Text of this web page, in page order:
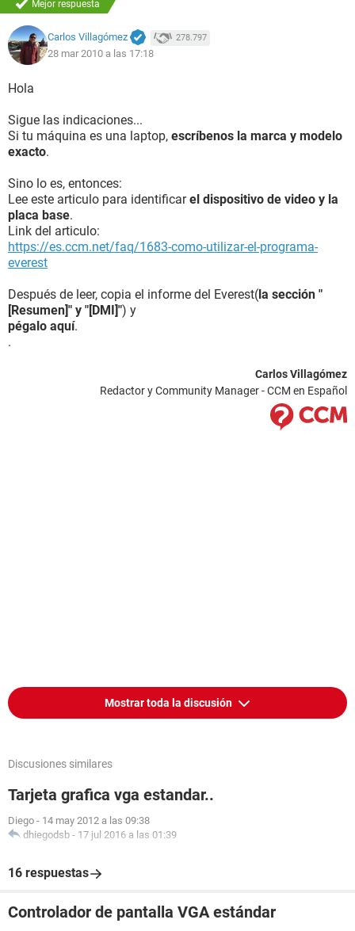
Puerto de comunicación Puerto de comunicaciones (COM1)
Monitor:
Tarjeta gráfica Tarjeta grfica VGA estndar (14 MB)
Tarjeta de sonido Altavoces (2- Dispositivo de Hi
Tarjeta de sonido Altavoces (2- Dispositivo de Hi
Tarjeta de sonido Audio digital (S/PDIF) (2- Disp
Almacenamiento:
Controlador IDE Controladora ATA de serie AHCI 1.0 estándar
Disco duro ST3500412AS ATA Device
Lector óptico HL-DT-ST DVDRAM GH22NS40 ATA Device
Estado de los discos duros SMART Desconocido
Particiones:
C: (NTFS) 450211 MB (420665 MB libre)
D: (NTFS) 25599 MB (16597 MB libre)
Tamaño total 464.7 GB (427.0 GB libre)
Ratón Mouse compatible con HID
Tarjeta de Red Conexión de red Intel(R) 82562V-2 10/100
Mejor respuesta
Carlos Villagómez 278.797
28 mar 2010 a las 17:18
Hola
Sigue las indicaciones...
Si tu máquina es una laptop, escríbenos la marca y modelo
exacto.
Sino lo es, entonces:
Lee este articulo para identificarel dispositivo de video y la
placa base.
Link del articulo:
https://es.ccm.net/faq/1683-como-utilizar-el-programa-
everest
Después de leer, copia el informe del Everest(la sección "
[Resumen]" y "[DMI]") y
pégalo aquí.
.
Carlos Villagómez
Redactor y Community Manager - CCM en Español
Mostrar toda la discusión
Discusiones similares
Tarjeta grafica vga estandar..
Diego - 14 may 2012 a las 09:38
dhiegodsb - 17 jul 2016 a las 01:39
16 respuestas
Controlador de pantalla VGA estándar